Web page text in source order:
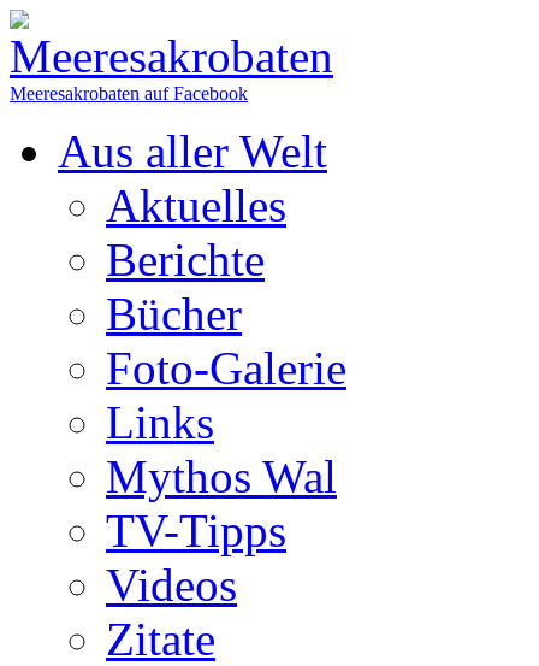
Meeresakrobaten auf Facebook
Aus aller Welt
Aktuelles
Berichte
Bücher
Foto-Galerie
Links
Mythos Wal
TV-Tipps
Videos
Zitate